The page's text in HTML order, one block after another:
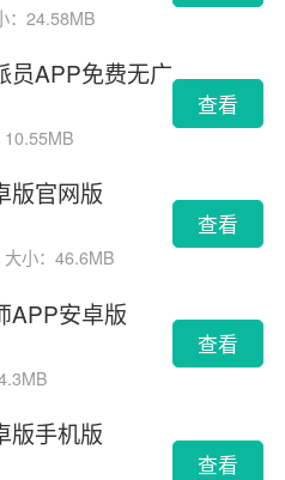
：24.58MB
员APP免费无广
10.55MB
查看
版官网版
大小：46.6MB
查看
APP安卓版
查看
版手机版
查看